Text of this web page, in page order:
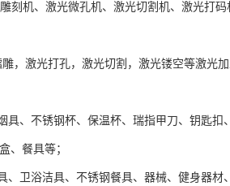
刻机、激光微孔机、激光切割机、激光打
，激光打孔，激光切割，激光镂空等激光加
、不锈钢杯、保温杯、瑞指甲刀、钥匙扣
、餐具等；
卫浴洁具、不锈钢餐具、器械、健身器材